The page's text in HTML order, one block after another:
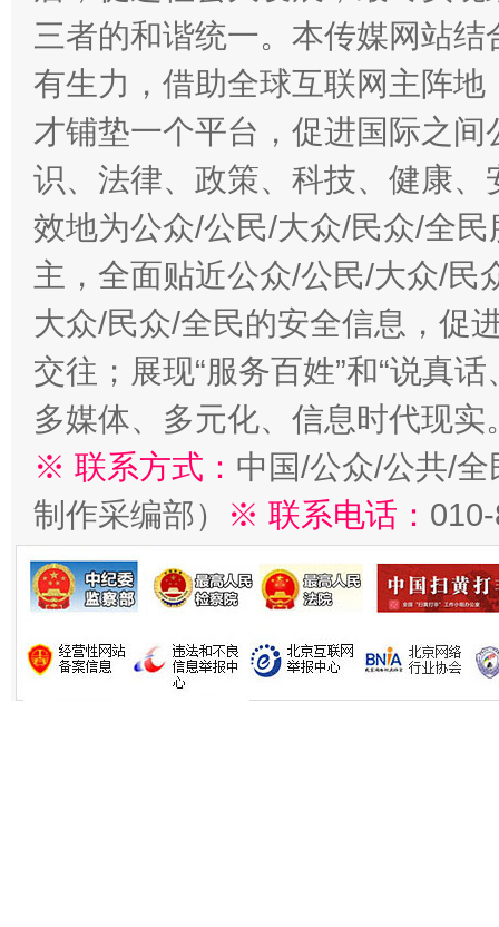
三者的和谐统一。本传媒网站
有生力，借助全球互联网主阵
才铺垫一个平台，促进国际之
识、法律、政策、科技、健康
效地为公众/公民/大众/民众/全
主，全面贴近公众/公民/大众/民
大众/民众/全民的安全信息，促
交往；展现“服务百姓”和“说真
多媒体、多元化、信息时代现实
※ 联系方式： 中国/公众/公共/
制作采编部）
※ 联系电话：